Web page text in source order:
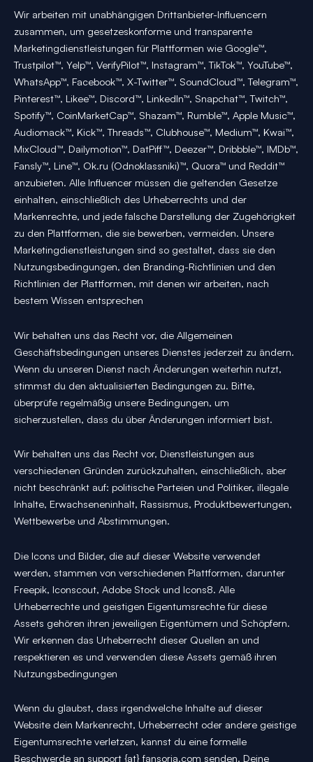
Wir arbeiten mit unabhängigen Drittanbieter-Influencern
zusammen, um gesetzeskonforme und transparente
Marketingdienstleistungen für Plattformen wie Google™,
Trustpilot™, Yelp™, VerifyPilot™, Instagram™, TikTok™, YouTube™,
WhatsApp™, Facebook™, X-Twitter™, SoundCloud™, Telegram™,
Pinterest™, Likee™, Discord™, LinkedIn™, Snapchat™, Twitch™,
Spotify™, CoinMarketCap™, Shazam™, Rumble™, Apple Music™,
Audiomack™, Kick™, Threads™, Clubhouse™, Medium™, Kwai™,
MixCloud™, Dailymotion™, DatPiff™, Deezer™, Dribbble™, IMDb™,
Fansly™, Line™, Ok.ru (Odnoklassniki)™, Quora™ und Reddit™
anzubieten. Alle Influencer müssen die geltenden Gesetze
einhalten, einschließlich des Urheberrechts und der
Markenrechte, und jede falsche Darstellung der Zugehörigkeit
zu den Plattformen, die sie bewerben, vermeiden. Unsere
Marketingdienstleistungen sind so gestaltet, dass sie den
Nutzungsbedingungen, den Branding-Richtlinien und den
Richtlinien der Plattformen, mit denen wir arbeiten, nach
bestem Wissen entsprechen
Wir behalten uns das Recht vor, die Allgemeinen
Geschäftsbedingungen unseres Dienstes jederzeit zu ändern.
Wenn du unseren Dienst nach Änderungen weiterhin nutzt,
stimmst du den aktualisierten Bedingungen zu. Bitte,
überprüfe regelmäßig unsere Bedingungen, um
sicherzustellen, dass du über Änderungen informiert bist.
Wir behalten uns das Recht vor, Dienstleistungen aus
verschiedenen Gründen zurückzuhalten, einschließlich, aber
nicht beschränkt auf: politische Parteien und Politiker, illegale
Inhalte, Erwachseneninhalt, Rassismus, Produktbewertungen,
Wettbewerbe und Abstimmungen.
Die Icons und Bilder, die auf dieser Website verwendet
werden, stammen von verschiedenen Plattformen, darunter
Freepik, Iconscout, Adobe Stock und Icons8. Alle
Urheberrechte und geistigen Eigentumsrechte für diese
Assets gehören ihren jeweiligen Eigentümern und Schöpfern.
Wir erkennen das Urheberrecht dieser Quellen an und
respektieren es und verwenden diese Assets gemäß ihren
Nutzungsbedingungen
Wenn du glaubst, dass irgendwelche Inhalte auf dieser
Website dein Markenrecht, Urheberrecht oder andere geistige
Eigentumsrechte verletzen, kannst du eine formelle
Beschwerde an support {at} fansoria.com senden. Deine